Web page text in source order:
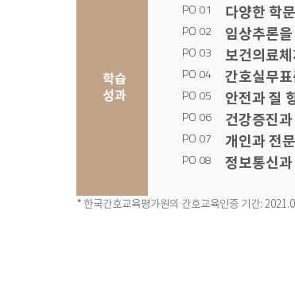
학습
성과
다양한 학
임상추론
보건의료
간호실무
안전과 질
건강증진
개인과 전
정보통신
* 한국간호교육평가원의 간호교육인증 기간: